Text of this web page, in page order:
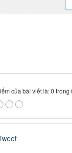
của bài viết là: 0 trong